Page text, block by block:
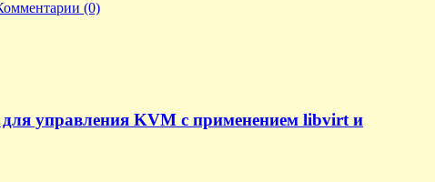
(0)
для управления KVM с применением libvirt и